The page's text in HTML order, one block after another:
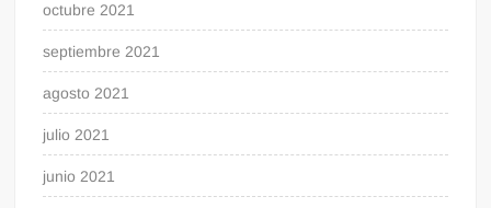
octubre 2021
septiembre 2021
agosto 2021
julio 2021
junio 2021